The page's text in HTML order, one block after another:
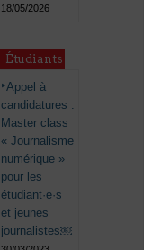
18/05/2026
Étudiants
Appel à
candidatures :
Master class
« Journalisme
numérique »
pour les
étudiant·e·s
et jeunes
journalistes￼